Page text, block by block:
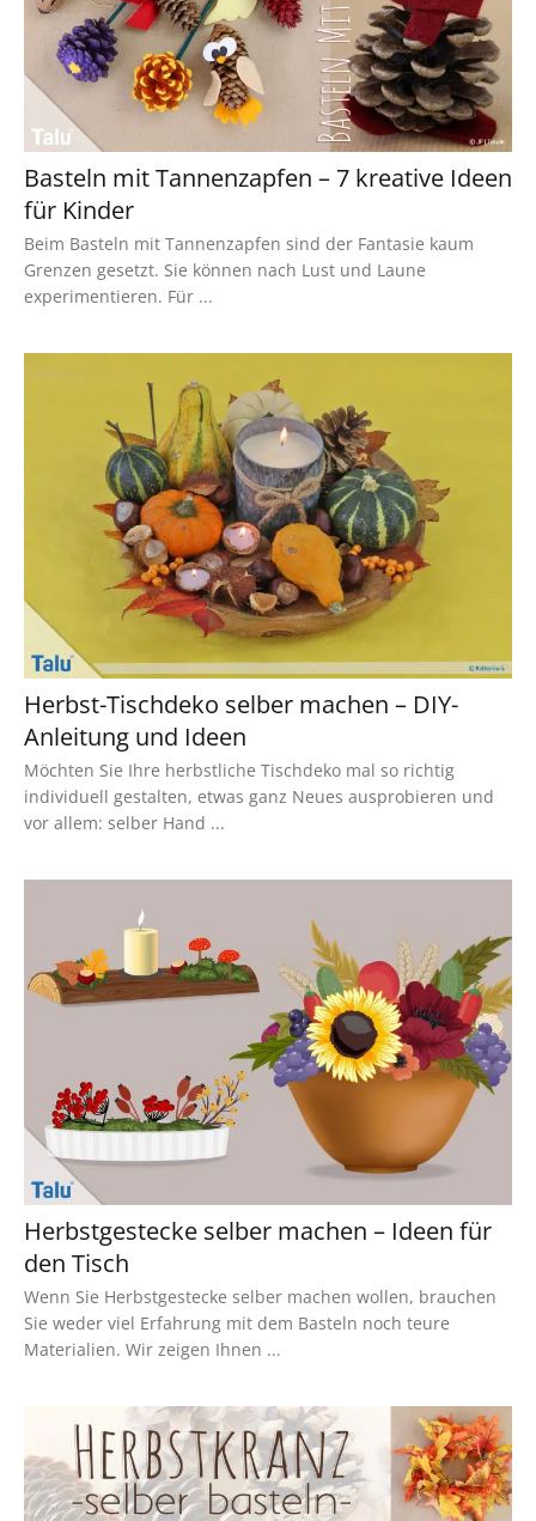
Basteln mit Tannenzapfen – 7 kreative Ideen
für Kinder
Beim Basteln mit Tannenzapfen sind der Fantasie kaum
Grenzen gesetzt. Sie können nach Lust und Laune
experimentieren. Für ...
Herbst-Tischdeko selber machen – DIY-
Anleitung und Ideen
Möchten Sie Ihre herbstliche Tischdeko mal so richtig
individuell gestalten, etwas ganz Neues ausprobieren und
vor allem: selber Hand ...
Herbstgestecke selber machen – Ideen für
den Tisch
Wenn Sie Herbstgestecke selber machen wollen, brauchen
Sie weder viel Erfahrung mit dem Basteln noch teure
Materialien. Wir zeigen Ihnen ...